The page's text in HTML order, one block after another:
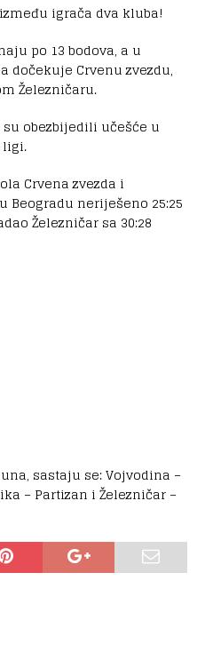
igrača dva kluba!
po 13 bodova, a u
Crvenu zvezdu,
Železničaru.
obezbijedili učešće u
ligi.
Crvena zvezda i
neriješeno 25:25
Železničar sa 30:28
sastaju se: Vojvodina –
– Partizan i Železničar –